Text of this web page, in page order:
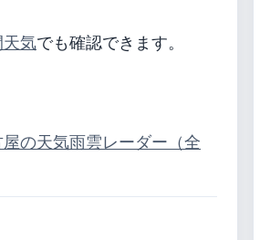
気でも確認できます。
の天気雨雲レーダー（全